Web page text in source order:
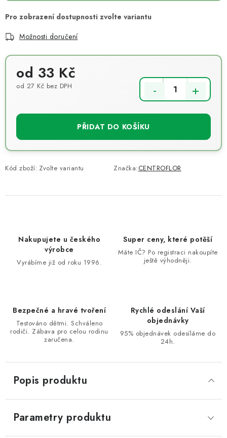
Možnosti doručení
od 33 Kč
od 27 Kč bez DPH
PŘIDAT DO KOŠÍKU
Kód zboží: Zvolte variantu Značka:CENTROFLOR
Nakupujete u českého
výrobce
Vyrábíme již od roku 1996.
Super ceny, které potěší
Máte IČ? Po registraci nakoupíte
ještě výhodněji.
Bezpečné a hravé tvoření
Testováno dětmi. Schváleno
rodiči. Zábava pro celou rodinu
zaručena.
Rychlé odeslání Vaší
objednávky
95% objednávek odesíláme do
24h.
Popis produktu
Parametry produktu